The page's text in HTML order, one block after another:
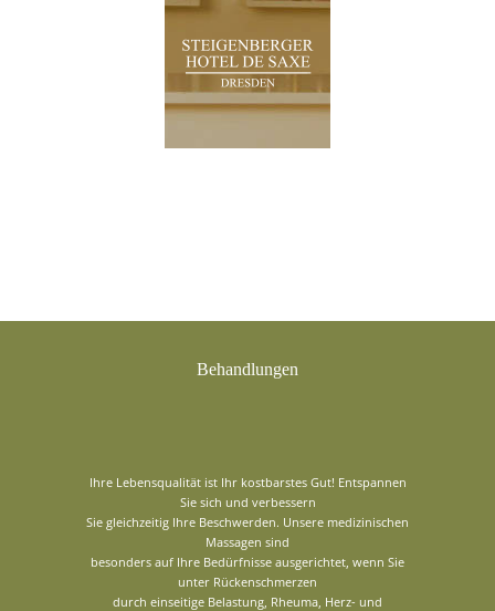
Behandlungen
Ihre Lebensqualität ist Ihr kostbarstes Gut! Entspannen
Sie sich und verbessern
Sie gleichzeitig Ihre Beschwerden. Unsere medizinischen
Massagen sind
besonders auf Ihre Bedürfnisse ausgerichtet, wenn Sie
unter Rückenschmerzen
durch einseitige Belastung, Rheuma, Herz- und